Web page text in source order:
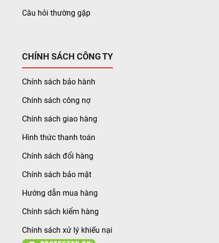
Câu hỏi thường gặp
CHÍNH SÁCH CÔNG TY
Chính sách bảo hành
Chính sách công nợ
Chính sách giao hàng
Hình thức thanh toán
Chính sách đổi hàng
Chính sách bảo mật
Hướng dẫn mua hàng
Chính sách kiểm hàng
Chính sách xử lý khiếu nại